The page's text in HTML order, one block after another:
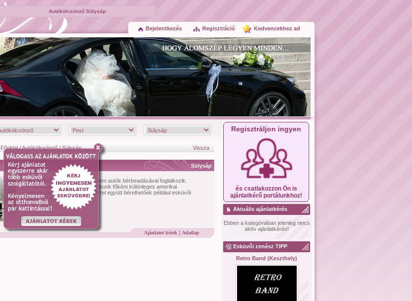
Autókölcsönző Sülysáp
Kedvencekhez ad
Regisztráció
Bejelentkezés
Főoldal/Autókölcsönző/Sülysáp Vissza
Sülysáp
Bemutatkozás:Cégünk extrém autók bérbeadásával foglalkozik.
Folyamatosan bővülő autóparkunk főként különleges amerikai
terepjárókból áll, melyek sofőrrel együtt bérelhetőek például esküvői
autónak, fotózásokra, v...
Ajánlatot kérek | Adatlap
Regisztráljon ingyen
és csatlakozzon Ön is
ajánlatkérő portálunkhoz!
Aktuális ajánlatkérés
Ebben a kategóriában jelenleg nincs
aktív ajánlatkérés!
Esküvői zenész TIPP
Retro Band (Keszthely)